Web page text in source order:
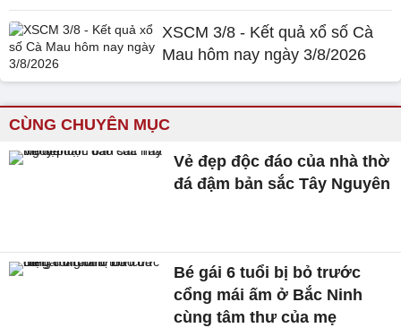
XSCM 3/8 - Kết quả xổ số Cà
Mau hôm nay ngày 3/8/2026
CÙNG CHUYÊN MỤC
Vẻ đẹp độc đáo của nhà thờ
đá đậm bản sắc Tây Nguyên
Bé gái 6 tuổi bị bỏ trước
cổng mái ấm ở Bắc Ninh
cùng tâm thư của mẹ